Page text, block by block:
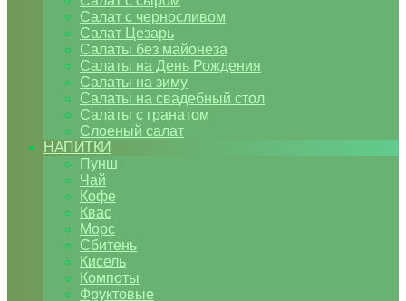
Салат с черносливом
Салат Цезарь
Салаты без майонеза
Салаты на День Рождения
Салаты на зиму
Салаты на свадебный стол
Салаты с гранатом
Слоеный салат
НАПИТКИ
Пунш
Чай
Кофе
Квас
Морс
Сбитень
Кисель
Компоты
Фруктовые